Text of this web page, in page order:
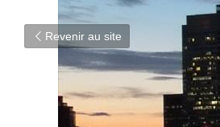
Revenir au site